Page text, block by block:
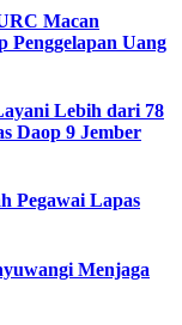
Macan
Penggelapan Uang
Lebih dari 78
Daop 9 Jember
Pegawai Lapas
Menjaga